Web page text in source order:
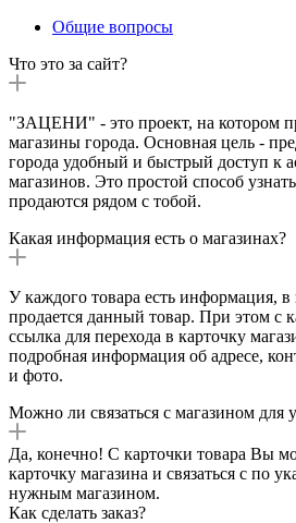
Общие вопросы
Что это за сайт?
"ЗАЦЕНИ" - это проект, на котором
магазины города. Основная цель -
города удобный и быстрый доступ к
магазинов. Это простой способ
продаются рядом с тобой.
Какая информация есть о магазинах?
У каждого товара есть информация, в
продается данный товар. При этом с
ссылка для перехода в карточку
подробная информация об адресе,
и фото.
Можно ли связаться с магазином для
Да, конечно! С карточки товара Вы
карточку магазина и связаться с по
нужным магазином.
Как сделать заказ?